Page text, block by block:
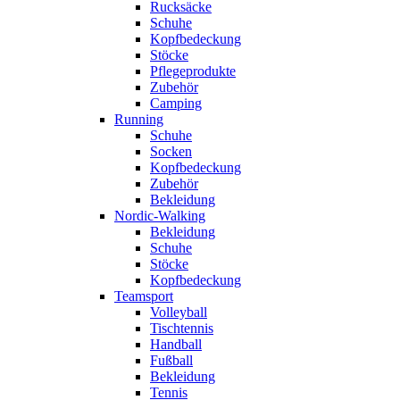
Rucksäcke
Schuhe
Kopfbedeckung
Stöcke
Pflegeprodukte
Zubehör
Camping
Running
Schuhe
Socken
Kopfbedeckung
Zubehör
Bekleidung
Nordic-Walking
Bekleidung
Schuhe
Stöcke
Kopfbedeckung
Teamsport
Volleyball
Tischtennis
Handball
Fußball
Bekleidung
Tennis